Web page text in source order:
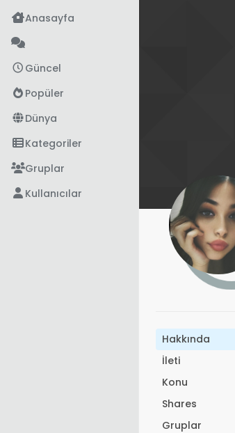
İçeriğe atla
Anasayfa
Güncel
Popüler
Dünya
Kategoriler
Gruplar
Kullanıcılar
Hakkında
İleti
Konu
Shares
Gruplar